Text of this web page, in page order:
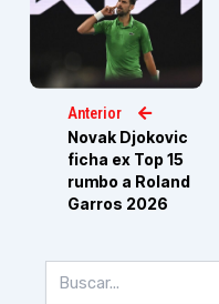
Anterior
Novak Djokovic
ficha ex Top 15
rumbo a Roland
Garros 2026
por: